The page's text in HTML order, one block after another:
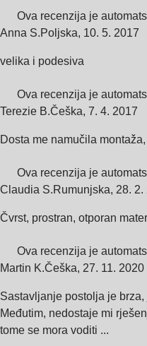
Ova recenzija je
Anna S.Poljska, 10. 5. 2017
velika i podesiva
Ova recenzija je
Terezie B.Češka, 7. 4. 2017
Dosta me namučila
Ova recenzija je
Claudia S.Rumunjska, 28. 2.
Čvrst, prostran, otporan
Ova recenzija je
Martin K.Češka, 27. 11. 2020
Sastavljanje postolja je
Međutim, nedostaje mi
tome se mora voditi ...